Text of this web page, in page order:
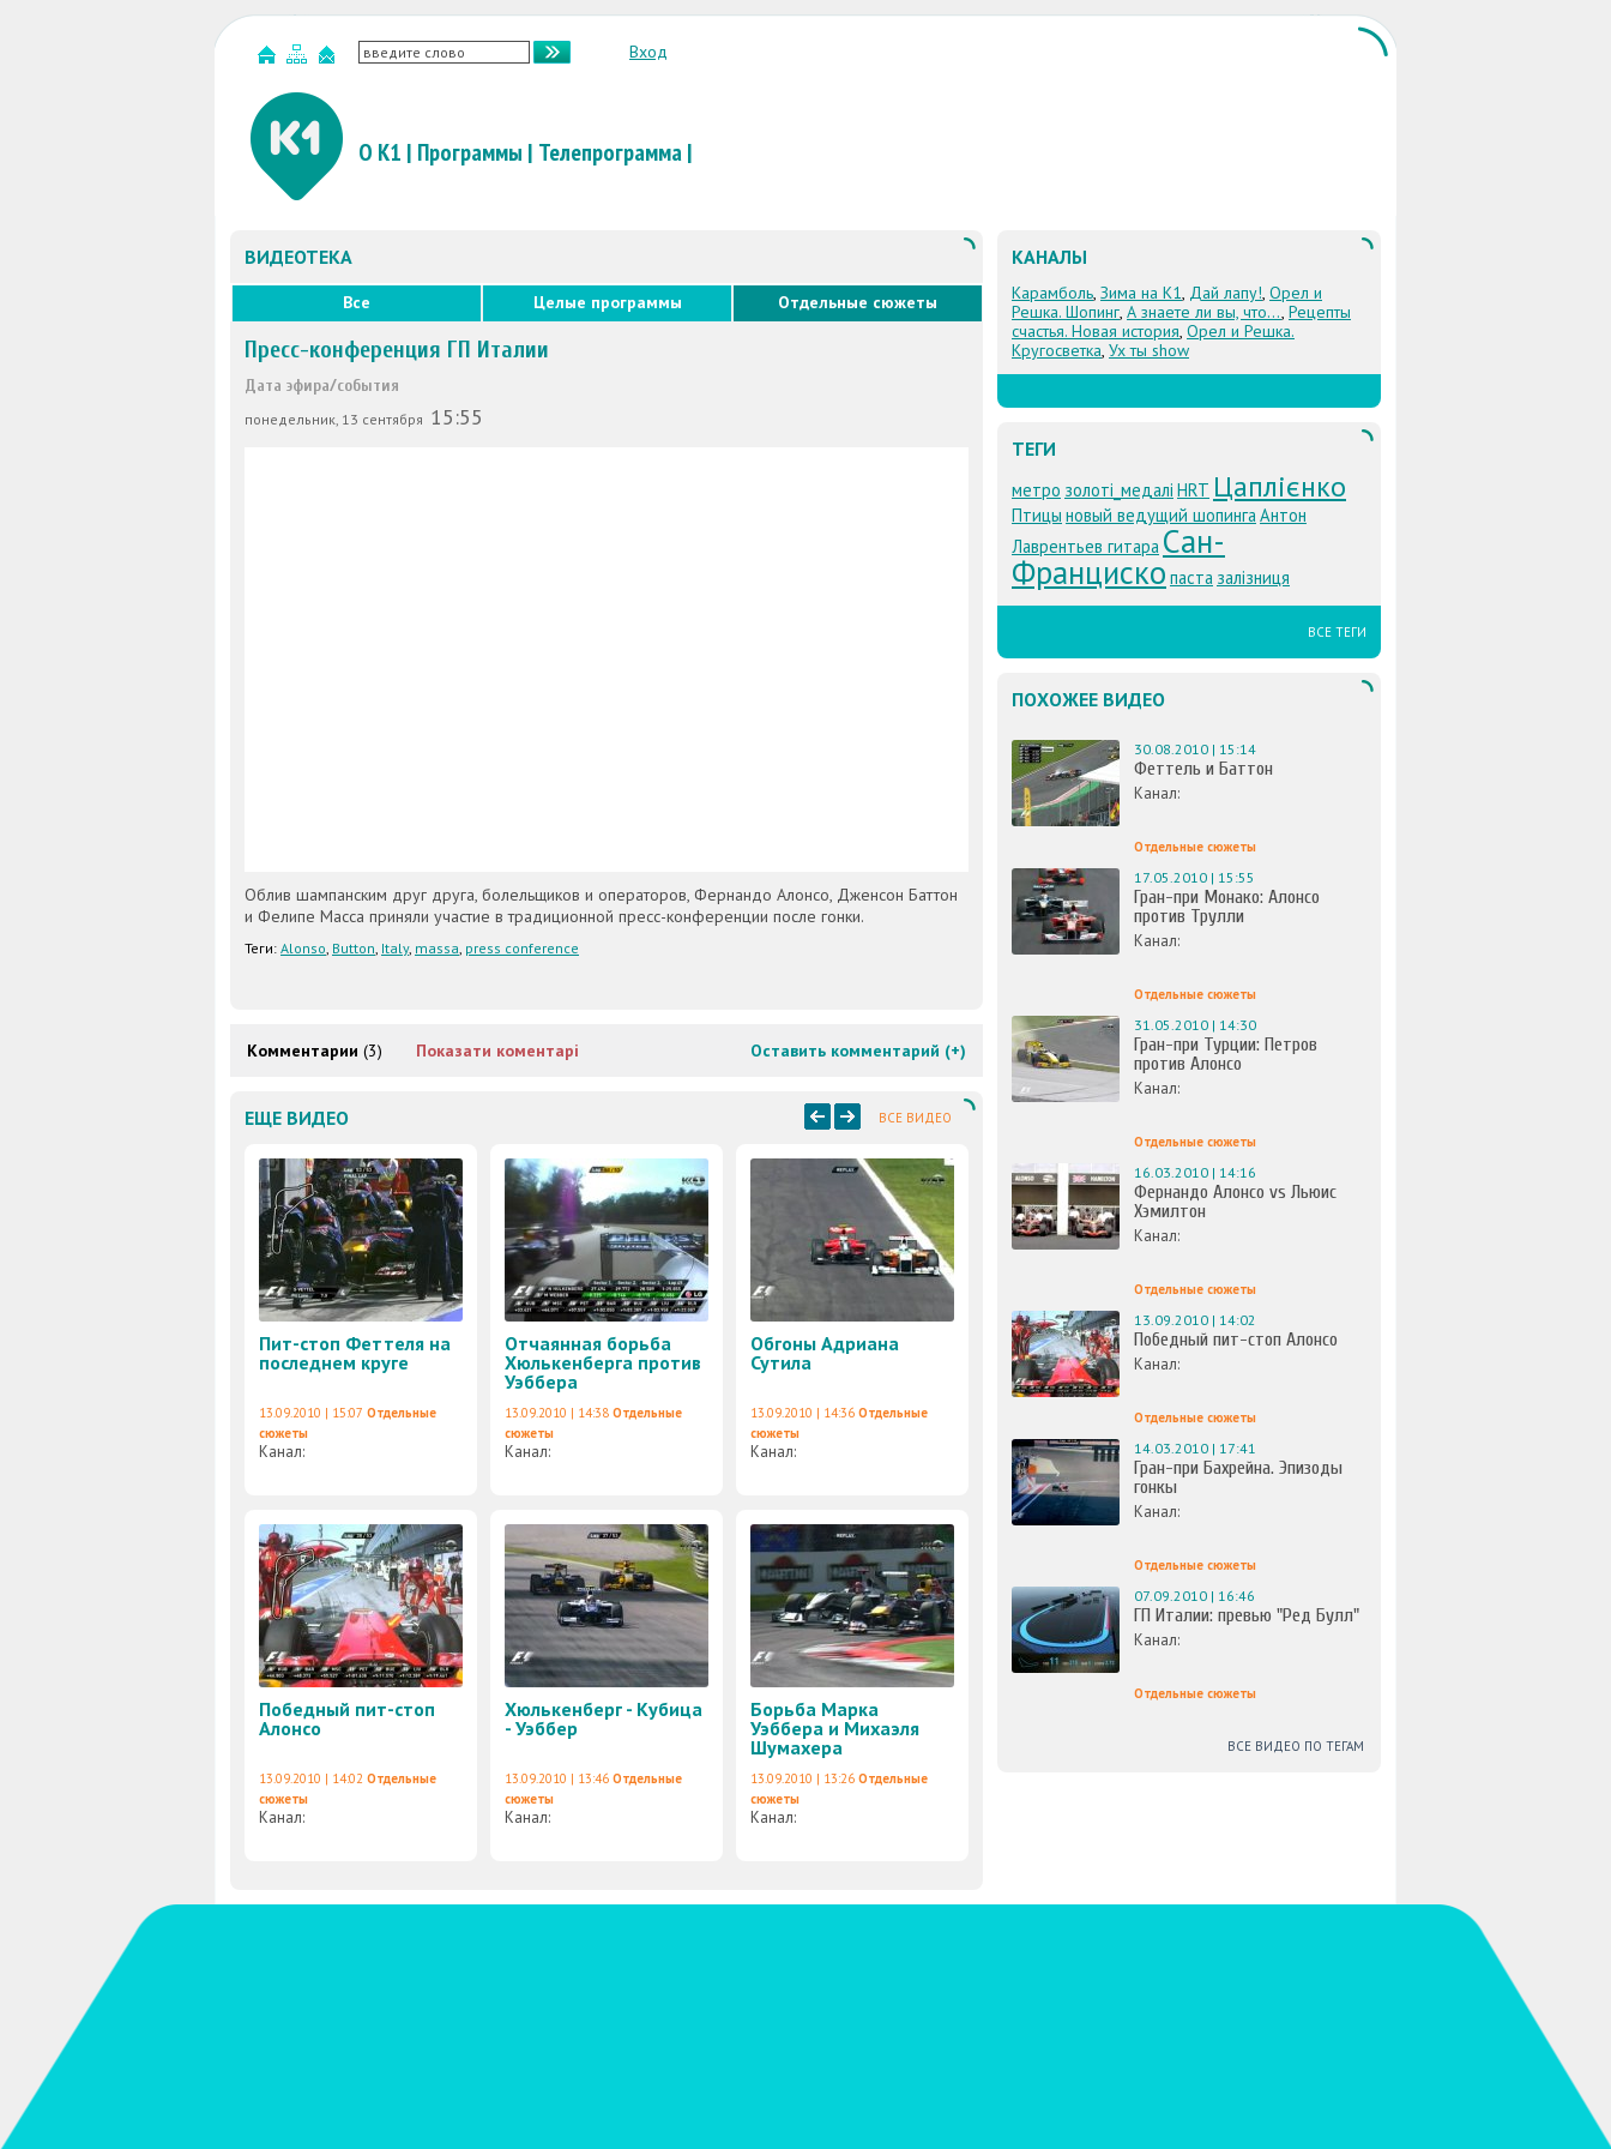
Вход
О К1 | Программы | Телепрограмма|
ВИДЕОТЕКА
Все Целые программы Отдельные сюжеты
Пресс-конференция ГП Италии
Дата эфира/события
понедельник, 13 сентября 15:55
Облив шампанским друг друга, болельщиков и операторов, Фернандо Алонсо, Дженсон Баттон
и Фелипе Масса приняли участие в традиционной пресс-конференции после гонки.
Теги: Alonso, Button, Italy, massa, press conference
Оставить комментарий (+)
Комментарии (3) Показати коментарі
ВСЕ ВИДЕО
ЕЩЕ ВИДЕО
Пит-стоп Феттеля на
последнем круге
13.09.2010 | 15:07 Отдельные
сюжеты
Канал:
Отчаянная борьба
Хюлькенберга против
Уэббера
13.09.2010 | 14:38 Отдельные
сюжеты
Канал:
Обгоны Адриана
Сутила
13.09.2010 | 14:36 Отдельные
сюжеты
Канал:
Победный пит-стоп
Алонсо
13.09.2010 | 14:02 Отдельные
сюжеты
Канал:
Хюлькенберг - Кубица
- Уэббер
13.09.2010 | 13:46 Отдельные
сюжеты
Канал:
Борьба Марка
Уэббера и Михаэля
Шумахера
13.09.2010 | 13:26 Отдельные
сюжеты
Канал:
КАНАЛЫ
Карамболь, Зима на К1, Дай лапу!, Орел и
Решка. Шопинг, А знаете ли вы, что..., Рецепты
счастья. Новая история, Орел и Решка.
Кругосветка, Ух ты show
ТЕГИ
метро золоті_медалі HRT Цаплієнко
Птицы новый ведущий шопингаАнтон
Лаврентьев гитара Сан-
Франциско паста залізниця
ВСЕ ТЕГИ
ПОХОЖЕЕ ВИДЕО
30.08.2010 | 15:14
Феттель и Баттон
Канал:
Отдельные сюжеты
17.05.2010 | 15:55
Гран-при Монако: Алонсо
против Трулли
Канал:
Отдельные сюжеты
31.05.2010 | 14:30
Гран-при Турции: Петров
против Алонсо
Канал:
Отдельные сюжеты
16.03.2010 | 14:16
Фернандо Алонсо vs Льюис
Хэмилтон
Канал:
Отдельные сюжеты
13.09.2010 | 14:02
Победный пит-стоп Алонсо
Канал:
Отдельные сюжеты
14.03.2010 | 17:41
Гран-при Бахрейна. Эпизоды
гонкы
Канал:
Отдельные сюжеты
07.09.2010 | 16:46
ГП Италии: превью "Ред Булл"
Канал:
Отдельные сюжеты
ВСЕ ВИДЕО ПО ТЕГАМ